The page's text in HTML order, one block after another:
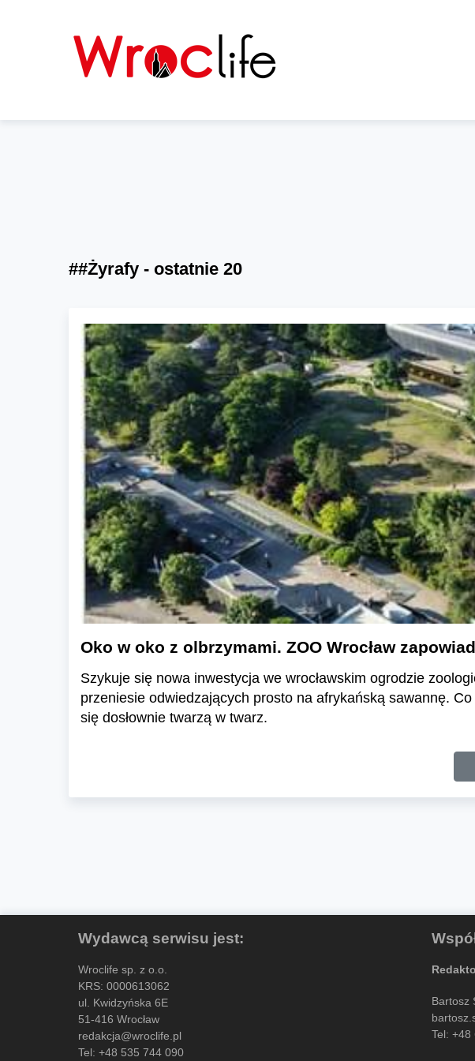
##Żyrafy - ostatnie 20
Oko w oko z olbrzymami. ZOO Wrocław
Szykuje się nowa inwestycja we wrocławskim ogrodzie
przeniesie odwiedzających prosto na afrykańską sawannę.
się dosłownie twarzą w twarz.
Wydawcą serwisu jest:
Wroclife sp. z o.o.
KRS: 0000613062
ul. Kwidzyńska 6E
51-416 Wrocław
redakcja@wroclife.pl
Tel: +48 535 744 090
Bartosz
Tel: +48